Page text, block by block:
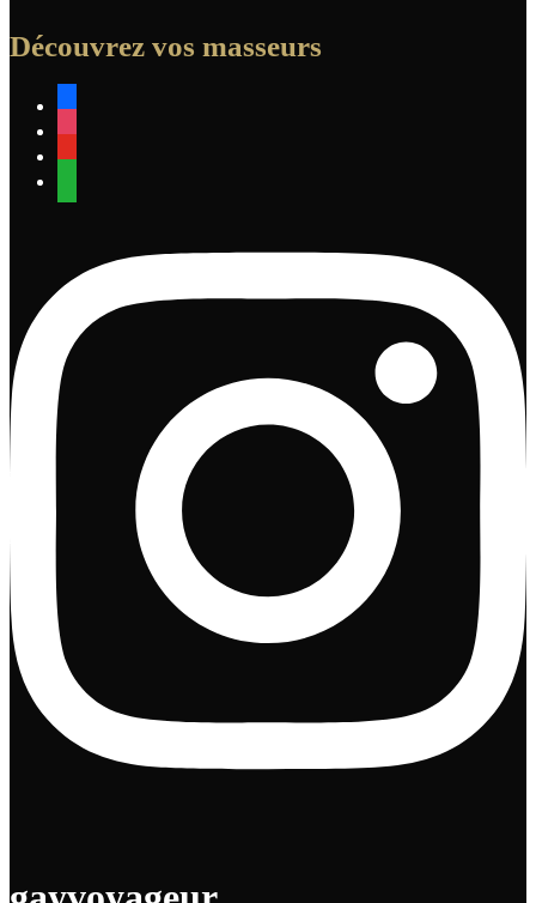
Découvrez vos masseurs
facebook
instagram
youtube